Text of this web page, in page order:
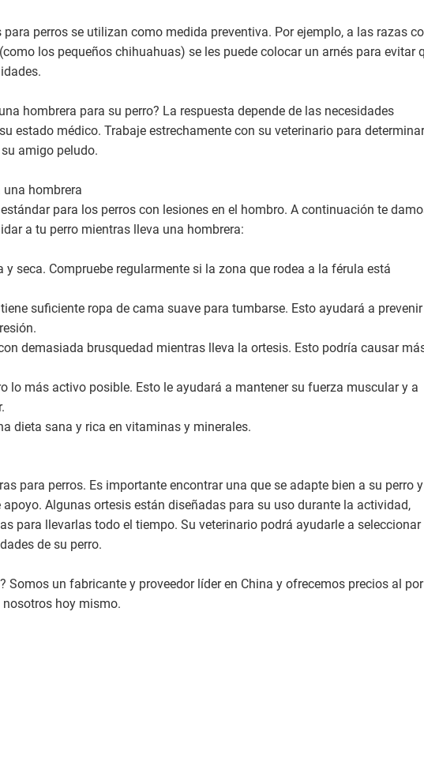
perros se utilizan como medida preventiva. Por ejemplo, a las razas
los pequeños chihuahuas) se les puede colocar un arnés para evitar
hombrera para su perro? La respuesta depende de las necesidades
estado médico. Trabaje estrechamente con su veterinario para
amigo peludo.
una hombrera
para los perros con lesiones en el hombro. A continuación te
a tu perro mientras lleva una hombrera:
seca. Compruebe regularmente si la zona que rodea a la férula está
suficiente ropa de cama suave para tumbarse. Esto ayudará a
demasiada brusquedad mientras lleva la ortesis. Esto podría causar
lo más activo posible. Esto le ayudará a mantener su fuerza muscular y a
dieta sana y rica en vitaminas y minerales.
para perros. Es importante encontrar una que se adapte bien a su perro
Algunas ortesis están diseñadas para su uso durante la actividad,
para llevarlas todo el tiempo. Su veterinario podrá ayudarle a seleccionar
de su perro.
Somos un fabricante y proveedor líder en China y ofrecemos precios al por
hoy mismo.